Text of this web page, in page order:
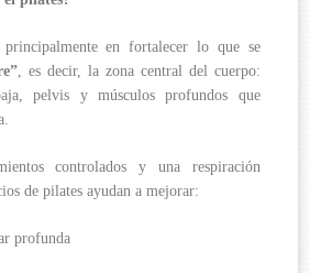
en fortalecer lo que se
, es decir, la zona central del cuerpo:
pelvis y músculos profundos que
controlados y una respiración
de pilates ayudan a mejorar:
profunda